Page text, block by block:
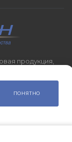
продукция,
ПОНЯТНО